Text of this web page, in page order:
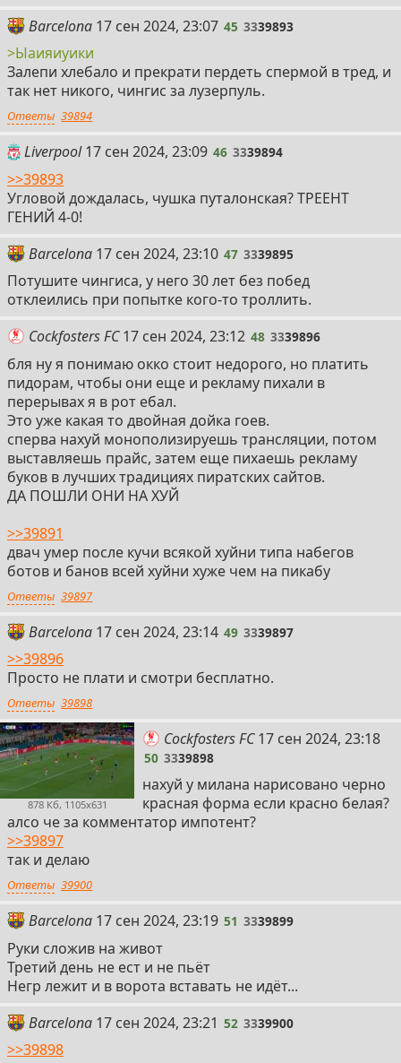
Barcelona 45
17 сен 2024, 23:07 45 3339893
>Ыаияиуики
Залепи хлебало и прекрати пердеть спермой в тред, и
так нет никого, чингис за лузерпуль.
Ответы 39894
Liverpool 46
17 сен 2024, 23:09 46 3339894
>>39893
Угловой дождалась, чушка путалонская? ТРЕЕНТ
ГЕНИЙ 4-0!
Barcelona 47
17 сен 2024, 23:10 47 3339895
Потушите чингиса, у него 30 лет без побед
отклеились при попытке кого-то троллить.
Cockfosters FC 48
17 сен 2024, 23:12 48 3339896
бля ну я понимаю окко стоит недорого, но платить
пидорам, чтобы они еще и рекламу пихали в
перерывах я в рот ебал.
Это уже какая то двойная дойка гоев.
сперва нахуй монополизируешь трансляции, потом
выставляешь прайс, затем еще пихаешь рекламу
буков в лучших традициях пиратских сайтов.
ДА ПОШЛИ ОНИ НА ХУЙ
>>39891
двач умер после кучи всякой хуйни типа набегов
ботов и банов всей хуйни хуже чем на пикабу
Ответы 39897
Barcelona 49
17 сен 2024, 23:14 49 3339897
>>39896
Просто не плати и смотри бесплатно.
Ответы 39898
878 Кб, 1105x631
Cockfosters FC 50
17 сен 2024, 23:18
50 3339898
нахуй у милана нарисовано черно
красная форма если красно белая?
алсо че за комментатор импотент?
>>39897
так и делаю
Ответы 39900
Barcelona 51
17 сен 2024, 23:19 51 3339899
Руки сложив на живот
Третий день не ест и не пьёт
Негр лежит и в ворота вставать не идёт...
Barcelona 52
17 сен 2024, 23:21 52 3339900
>>39898